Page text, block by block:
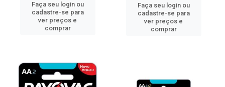
Faça seu login ou
cadastre-se para
ver preços e
comprar
Faça seu login ou
cadastre-se para
ver preços e
comprar